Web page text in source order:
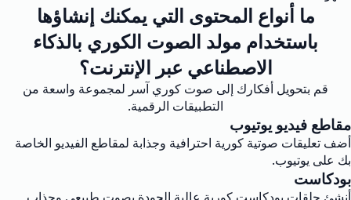
ما أنواع المحتوى التي يمكنك إنشاؤها
باستخدام مولد الصوت الكوري بالذكاء
الاصطناعي عبر الإنترنت؟
قم بتحويل أفكارك إلى صوت كوري آسر لمجموعة واسعة من
التطبيقات الرقمية.
مقاطع فيديو يوتيوب
أضف تعليقات صوتية كورية احترافية وجذابة لمقاطع الفيديو الخاصة
بك على يوتيوب.
بودكاست